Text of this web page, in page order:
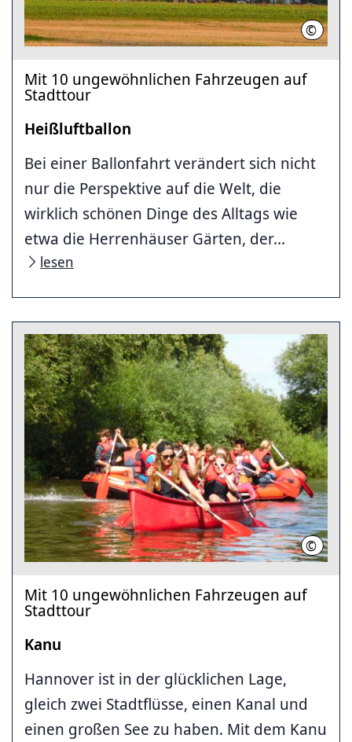
©
Mit 10 ungewöhnlichen Fahrzeugen auf
Stadttour
Heißluftballon
Bei einer Ballonfahrt verändert sich nicht
nur die Perspektive auf die Welt, die
wirklich schönen Dinge des Alltags wie
etwa die Herrenhäuser Gärten, der...
lesen
© Leine-
Mit 10 ungewöhnlichen Fahrzeugen auf
Stadttour
Kanu
Hannover ist in der glücklichen Lage,
gleich zwei Stadtflüsse, einen Kanal und
einen großen See zu haben. Mit dem Kanu